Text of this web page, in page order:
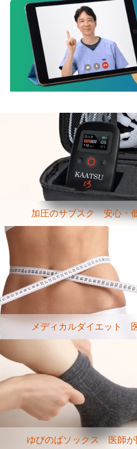
加圧のサブスク 安心・
メディカルダイエット
ゆびのばソックス 医師が